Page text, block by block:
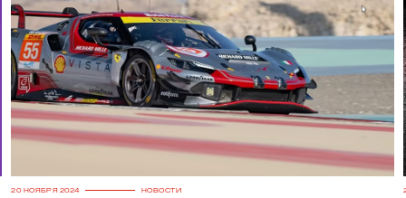
20 НОЯБРЯ 2024 НОВОСТИ